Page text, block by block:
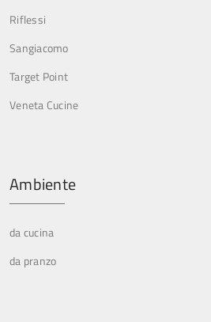
Riflessi
Sangiacomo
Target Point
Veneta Cucine
Ambiente
da cucina
da pranzo